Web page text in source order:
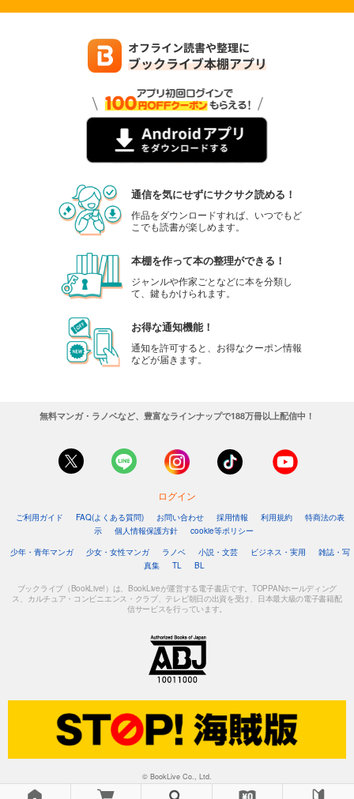
カート
あらすじを表示する
フォトコン2024年2月号
1,048円 (税込)
フォトコン2024年1月号
1,048円 (税込)
あらすじを表示する
フォトコン2023年12月号
1,048
円 (税込)
円 (税込)
あらすじを表示する
フォトコン2023年10月号
フォトコン2023年9月号
あらすじを表示する
フォトコン2023年8月号
1,048円 (税込)
通信を気にせずにサクサク読める！
作品をダウンロードすれば、いつでもど
こでも読書が楽しめます。
本棚を作って本の整理ができる！
ジャンルや作家ごとなどに本を分類し
て、鍵もかけられます。
お得な通知機能！
通知を許可すると、お得なクーポン情報
などが届きます。
無料マンガ・ラノベなど、豊富なラインナップで188万冊以上配信中！
ログイン
ご利用ガイド FAQ(よくある質問) お問い合わせ 採用情報 利用規約
特商法の表
示
個人情報保護方針
cookie等ポリシー
少年・青年マンガ
少女・女性マンガ ラノベ 小説・文芸 ビジネス・実用
雑誌・写
真集
TL BL
ブックライブ（BookLive!）は、BookLiveが運営する電子書店です。TOPPANホールディング
ス、カルチュア・コンビニエンス・クラブ、テレビ朝日の出資を受け、日本最大級の電子書籍配
信サービスを行っています。
© BookLive Co., Ltd.